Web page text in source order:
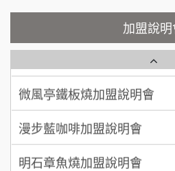
呂 先生/小姐
顏 先生/小姐
加盟預算
廖 先生/小姐
加盟預算
微風亭鐵板燒加盟說明會
【曉妍美妝】誠徵行政櫃檯
自助洗衣店誠徵代洗收送人
MUSHEN徵SPA美容芳療師
加盟說
鬍子茶加盟說明會
鮮茶道加盟說明會
微風亭鐵板燒加盟說明會
漫步藍咖啡加盟說明會
明石章魚燒加盟說明會